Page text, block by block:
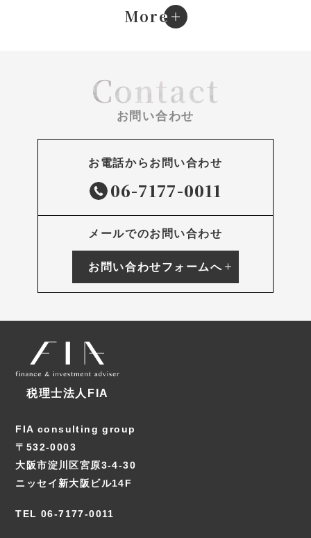
More
e
Contact
お問い合わせ
お電話からお問い合わせ
06-7177-0011
メールでのお問い合わせ
お問い合わせフォームへ
税理士法人FIA
FIA consulting group
〒532-0003
大阪市淀川区宮原3-4-30
ニッセイ新大阪ビル14F
TEL 06-7177-0011